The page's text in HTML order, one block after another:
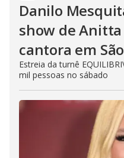
Danilo
show de
cantora em
Estreia da turnê
mil pessoas no sábado